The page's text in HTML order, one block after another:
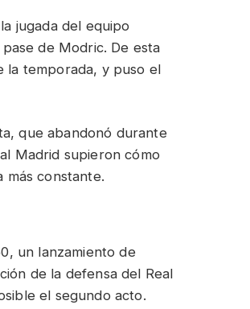
jugada del equipo
de Modric. De esta
la temporada, y puso el
que abandonó durante
Madrid supieron cómo
constante.
un lanzamiento de
de la defensa del Real
el segundo acto.